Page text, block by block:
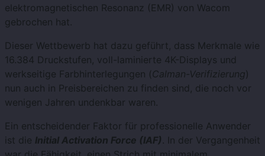
elektromagnetischen Resonanz (EMR) von Wacom
gebrochen hat.
Dieser Wettbewerb hat dazu geführt, dass Merkmale wie
16.384 Druckstufen, voll-laminierte 4K-Displays und
werkseitige Farbhinterlegungen (Calman-Verifizierung)
nun auch in Preisbereichen zu finden sind, die noch vor
wenigen Jahren undenkbar waren.
Ein entscheidender Faktor für professionelle Anwender
ist die Initial Activation Force (IAF) . In der Vergangenheit